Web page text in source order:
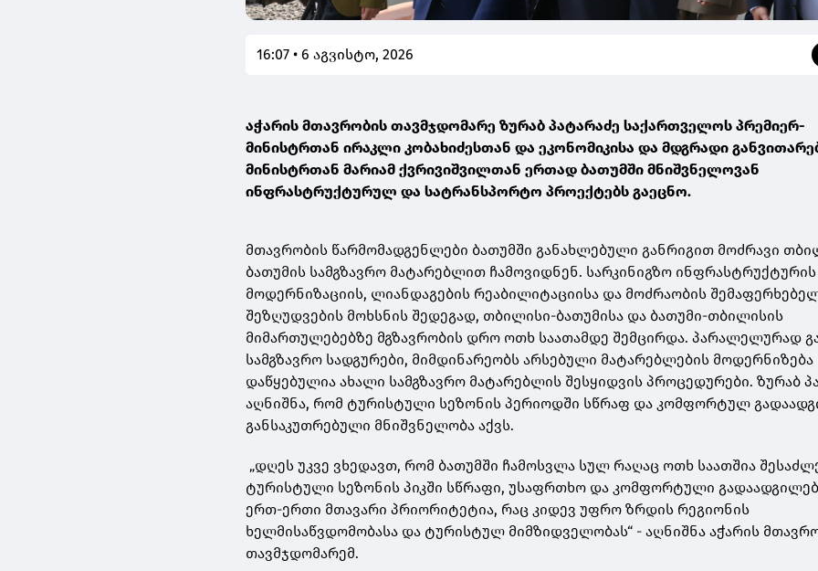
16:07 • 6 აგვისტო, 2026
აჭარის მთავრობის თავმჯდომარე ზურაბ პატარაძე საქართველოს პრემიერ-
მინისტრთან ირაკლი კობახიძესთან და ეკონომიკისა და მდგრადი
მინისტრთან მარიამ ქვრივიშვილთან ერთად ბათუმში მნიშვნელოვან
ინფრასტრუქტურულ და სატრანსპორტო პროექტებს გაეცნო.
მთავრობის წარმომადგენლები ბათუმში განახლებული განრიგით მოძრავი
ბათუმის სამგზავრო მატარებლით ჩამოვიდნენ. სარკინიგზო ინფრასტრუქტურის
მოდერნიზაციის, ლიანდაგების რეაბილიტაციისა და მოძრაობის
შეზღუდვების მოხსნის შედეგად, თბილისი-ბათუმისა და ბათუმი-თბილისის
მიმართულებებზე მგზავრობის დრო ოთხ საათამდე შემცირდა. პარალელურად
სამგზავრო სადგურები, მიმდინარეობს არსებული მატარებლების მოდერნიზება
დაწყებულია ახალი სამგზავრო მატარებლის შესყიდვის პროცედურები. ზურაბ
აღნიშნა, რომ ტურისტული სეზონის პერიოდში სწრაფ და კომფორტულ
განსაკუთრებული მნიშვნელობა აქვს.
„დღეს უკვე ვხედავთ, რომ ბათუმში ჩამოსვლა სულ რაღაც ოთხ საათშია
ტურისტული სეზონის პიკში სწრაფი, უსაფრთხო და კომფორტული
ერთ-ერთი მთავარი პრიორიტეტია, რაც კიდევ უფრო ზრდის რეგიონის
ხელმისაწვდომობასა და ტურისტულ მიმზიდველობას“ - აღნიშნა აჭარის
თავმჯდომარემ.